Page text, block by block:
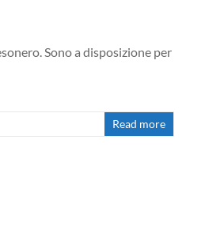
Sono a disposizione per
Read more